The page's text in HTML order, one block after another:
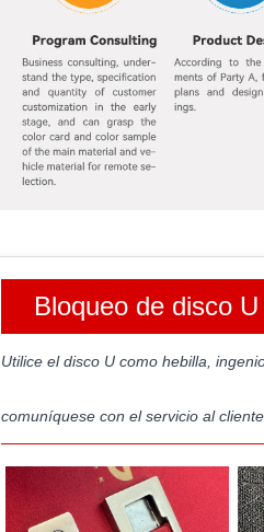
Bloqueo de disco U
Utilice el disco U como hebilla,
comuníquese con el servicio al